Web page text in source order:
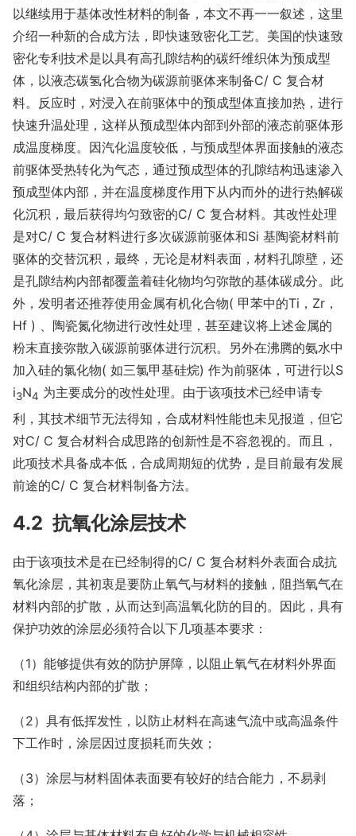
以继续用于基体改性材料的制备，本文不再一一叙述，这里
介绍一种新的合成方法，即快速致密化工艺。美国的快速致
密化专利技术是以具有高孔隙结构的碳纤维织体为预成型
体，以液态碳氢化合物为碳源前驱体来制备C/ C 复合材
料。反应时，对浸入在前驱体中的预成型体直接加热，进行
快速升温处理，这样从预成型体内部到外部的液态前驱体形
成温度梯度。因汽化温度较低，与预成型体界面接触的液态
前驱体受热转化为气态，通过预成型体的孔隙结构迅速渗入
预成型体内部，并在温度梯度作用下从内而外的进行热解碳
化沉积，最后获得均匀致密的C/ C 复合材料。其改性处理
是对C/ C 复合材料进行多次碳源前驱体和Si 基陶瓷材料前
驱体的交替沉积，最终，无论是材料表面，材料孔隙壁，还
是孔隙结构内部都覆盖着硅化物均匀弥散的基体碳成分。此
外，发明者还推荐使用金属有机化合物( 甲苯中的Ti，Zr，
Hf ) 、陶瓷氮化物进行改性处理，甚至建议将上述金属的
粉末直接弥散入碳源前驱体进行沉积。另外在沸腾的氨水中
加入硅的氯化物( 如三氯甲基硅烷) 作为前驱体，可进行以S
i3N4 为主要成分的改性处理。由于该项技术已经申请专
利，其技术细节无法得知，合成材料性能也未见报道，但它
对C/ C 复合材料合成思路的创新性是不容忽视的。而且，
此项技术具备成本低，合成周期短的优势，是目前最有发展
前途的C/ C 复合材料制备方法。
4.2 抗氧化涂层技术
由于该项技术是在已经制得的C/ C 复合材料外表面合成抗
氧化涂层，其初衷是要防止氧气与材料的接触，阻挡氧气在
材料内部的扩散，从而达到高温氧化防的目的。因此，具有
保护功效的涂层必须符合以下几项基本要求：
（1）能够提供有效的防护屏障，以阻止氧气在材料外界面
和组织结构内部的扩散；
（2）具有低挥发性，以防止材料在高速气流中或高温条件
下工作时，涂层因过度损耗而失效；
（3）涂层与材料固体表面要有较好的结合能力，不易剥
落；